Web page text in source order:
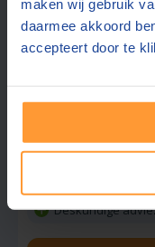
maken wij gebruik
daarmee akkoord
accepteert door te
8,5(250
Offerte gemiddeld
Gratis parkeren
Deskundige